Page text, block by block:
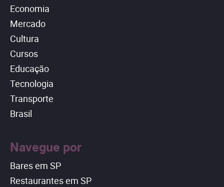
Economia
Mercado
Cultura
Cursos
Educação
Tecnologia
Transporte
Brasil
Navegue por
Bares em SP
Restaurantes em SP